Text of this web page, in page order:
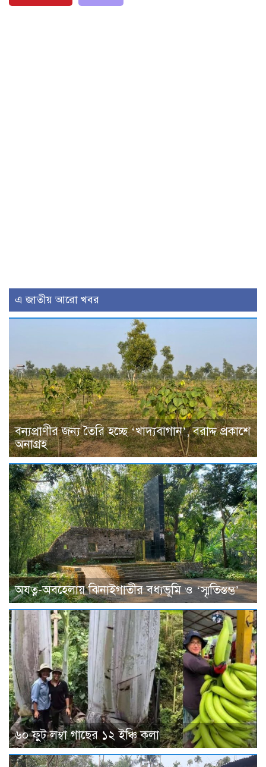
এ জাতীয় আরো খবর
বন্যপ্রাণীর জন্য তৈরি হচ্ছে ‘খাদ্যবাগান’, বরাদ্দ প্রকাশে
অনাগ্রহ
অযত্ন-অবহেলায় ঝিনাইগাতীর বধ্যভূমি ও ‘স্মৃতিস্তম্ভ’
৬০ ফুট লম্বা গাছের ১২ ইঞ্চি কলা